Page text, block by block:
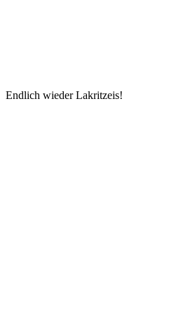
Endlich wieder Lakritzeis!